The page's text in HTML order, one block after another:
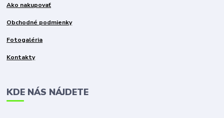
Ako nakupovať
Obchodné podmienky
Fotogaléria
Kontakty
KDE NÁS NÁJDETE